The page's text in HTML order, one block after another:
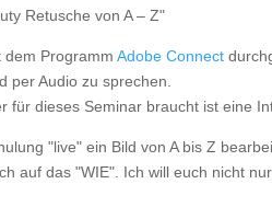
Retusche von A – Z"
dem Programm Adobe Connect
per Audio zu sprechen.
für dieses Seminar braucht ist eine
"live" ein Bild von A bis Z
auf das "WIE". Ich will euch nicht